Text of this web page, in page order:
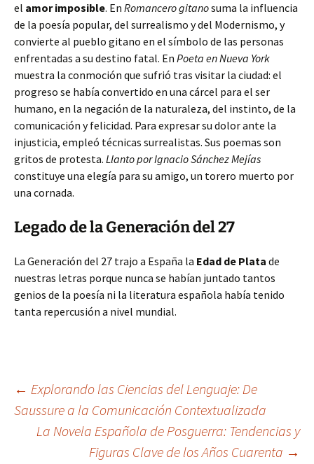
el amor imposible. En Romancero gitanosuma la influencia
de la poesía popular, del surrealismo y del Modernismo, y
convierte al pueblo gitano en el símbolo de las personas
enfrentadas a su destino fatal. En Poeta en Nueva York
muestra la conmoción que sufrió tras visitar la ciudad: el
progreso se había convertido en una cárcel para el ser
humano, en la negación de la naturaleza, del instinto, de la
comunicación y felicidad. Para expresar su dolor ante la
injusticia, empleó técnicas surrealistas. Sus poemas son
gritos de protesta. Llanto por Ignacio Sánchez Mejías
constituye una elegía para su amigo, un torero muerto por
una cornada.
Legado de la Generación del 27
La Generación del 27 trajo a España la Edad de Plata de
nuestras letras porque nunca se habían juntado tantos
genios de la poesía ni la literatura española había tenido
tanta repercusión a nivel mundial.
Navegación
de
← Explorando las Ciencias del Lenguaje: De
Saussure a la Comunicación Contextualizada
La Novela Española de Posguerra: Tendencias y
Figuras Clave de los Años Cuarenta →